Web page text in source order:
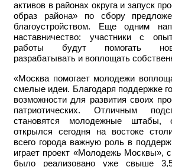
активов в районах округа и запуск
образ района» по сбору
благоустройством. Еще одним
наставничество: участники с
работы будут помогать
разрабатывать и воплощать
«Москва помогает молодежи
смелые идеи. Благодаря поддержке
возможности для развития своих
патриотических. Отличным
становятся молодежные штабы,
открылся сегодня на востоке
всего города важную роль в
играет проект «Молодежь Москвы»,
было реализовано уже свыше